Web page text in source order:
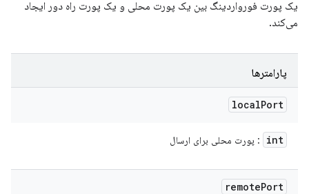
یک پورت فورواردینگ بین یک پورت محلی و یک پورت راه دور ایجاد
می‌کند.
پارامترها
localPort
int : پورت محلی برای ارسال
remotePort